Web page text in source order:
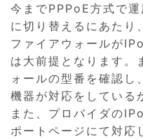
今までPPPoE方式で
に切り替えるにあたり
ファイアウォールが
は大前提となります。
ォールの型番を確認し
機器が対応をしている
また、プロバイダの
ポートページにて対応